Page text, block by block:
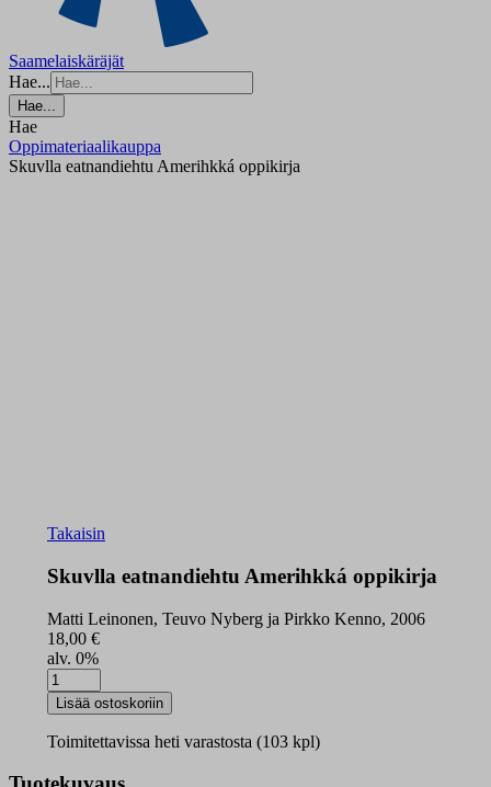
Saamelaiskäräjät
Hae...
Hae...
Hae
Oppimateriaalikauppa
Skuvlla eatnandiehtu Amerihkká oppikirja
Takaisin
Skuvlla eatnandiehtu Amerihkká oppikirja
Matti Leinonen, Teuvo Nyberg ja Pirkko Kenno, 2006
18,00 €
alv. 0%
Skuvlla
eatnandiehtu
Amerihkká
oppikirja
Lisää ostoskoriin
Toimitettavissa heti varastosta (103 kpl)